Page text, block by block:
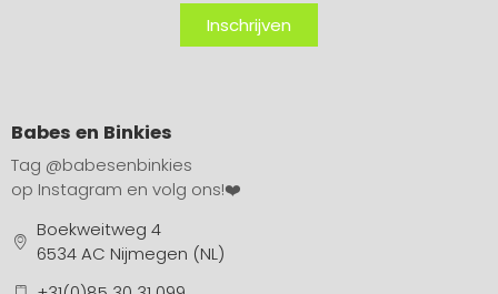
Inschrijven
Babes en Binkies
Tag @babesenbinkies
op Instagram en volg ons!❤️
Boekweitweg 4
6534 AC Nijmegen (NL)